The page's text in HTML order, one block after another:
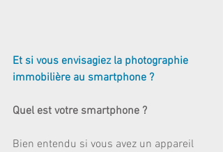
Et si vous envisagiez la photographie
immobilière au smartphone ?
Quel est votre smartphone ?
Bien entendu si vous avez un appareil